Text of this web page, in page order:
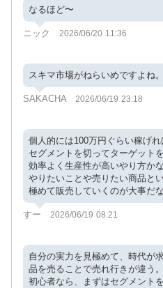
なるほど〜
ニック 2026/06/20 11:36
スキマ市場がねらいめですよね
SAKACHA 2026/06/19 23:18
個人的には100万円ぐらい稼げ
セグメントを切ってターゲット
効率よく生産性が高いやり方か
やりたいことや売りたい商品と
極めて販売していくのが大事だ
すー 2026/06/19 08:21
自分の実力を見極めて、時代が
品を売ることで売れ行きが違う。
初心者なら、まずはセグメント